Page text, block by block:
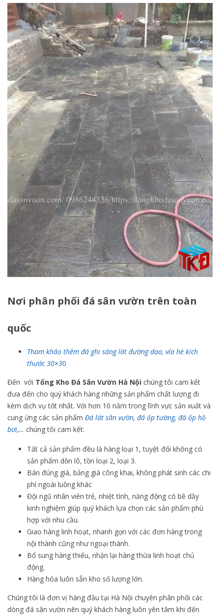
Nơi phân phối đá sân vườn trên toàn
quốc
Tham khảo thêm đá ghi sáng lát đường dạo, vỉa hè kích
thước 30×30
Đến với Tổng Kho Đá Sân Vườn Hà Nội chúng tôi cam kết
đưa đến cho quý khách hàng những sản phẩm chất lượng đi
kèm dịch vụ tốt nhất. Với hơn 10 năm trong lĩnh vực sản xuất và
cung ứng các sản phẩm Đá lát sân vườn, đá ốp tường, đá ốp hồ
bơi,… chúng tôi cam kết:
Tất cả sản phẩm đều là hàng loại 1, tuyệt đối không có
sản phẩm dồn lô, tồn loại 2, loại 3.
Bán đúng giá, bảng giá công khai, không phát sinh các chi
phí ngoài luồng khác
Đội ngũ nhân viên trẻ, nhiệt tình, năng động có bề dầy
kinh nghiệm giúp quý khách lựa chọn các sản phẩm phù
hợp với nhu cầu.
Giao hàng linh hoạt, nhanh gọn với các đơn hàng trong
nội thành cũng như ngoại thành.
Bổ sung hàng thiếu, nhận lại hàng thừa linh hoạt chủ
động.
Hàng hóa luôn sẵn kho số lượng lớn.
Chúng tôi là đơn vị hàng đầu tại Hà Nội chuyên phân phối các
dòng đá sân vườn nên quý khách hàng luôn yên tâm khi đến